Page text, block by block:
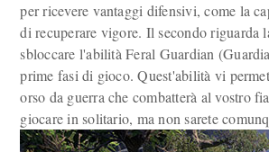
per ricevere vantaggi difensivi, come la
di recuperare vigore. Il secondo riguarda
sbloccare l'abilità Feral Guardian
prime fasi di gioco. Quest'abilità vi
orso da guerra che combatterà al vostro
giocare in solitario, ma non sarete